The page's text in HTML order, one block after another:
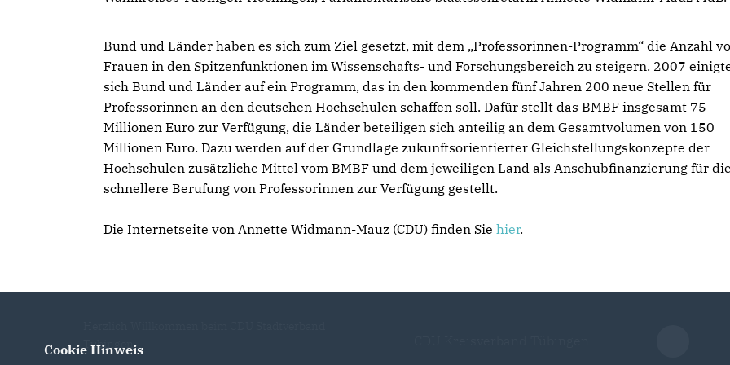
Bund und Länder haben es sich zum Ziel gesetzt, mit dem „Professorinnen-Programm“ die Anzahl
Frauen in den Spitzenfunktionen im Wissenschafts- und Forschungsbereich zu steigern. 2007
sich Bund und Länder auf ein Programm, das in den kommenden fünf Jahren 200 neue Stellen für
Professorinnen an den deutschen Hochschulen schaffen soll. Dafür stellt das BMBF insgesamt 75
Millionen Euro zur Verfügung, die Länder beteiligen sich anteilig an dem Gesamtvolumen von 150
Millionen Euro. Dazu werden auf der Grundlage zukunftsorientierter Gleichstellungskonzepte der
Hochschulen zusätzliche Mittel vom BMBF und dem jeweiligen Land als Anschubfinanzierung für die
schnellere Berufung von Professorinnen zur Verfügung gestellt.
Die Internetseite von Annette Widmann-Mauz (CDU) finden Sie hier.
Tübingen
Cookie Hinweis